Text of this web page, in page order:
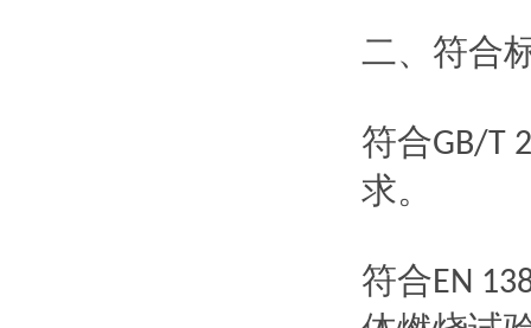
二、符合
符合GB/T
求。
符合EN